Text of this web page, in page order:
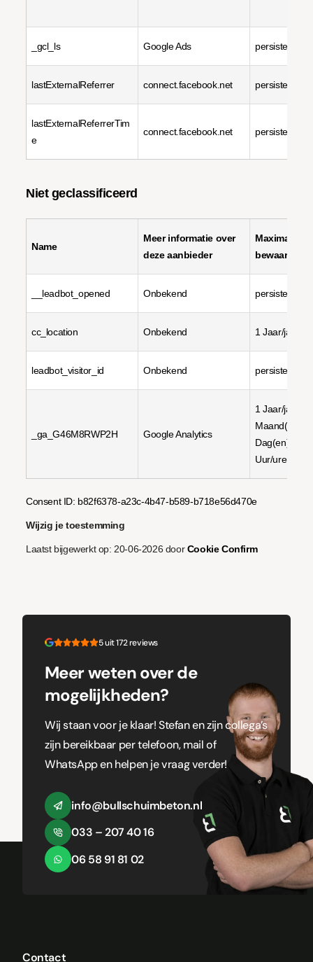
_gcl_ls Google Ads persistent
lastExternalReferrer connect.facebook.net persistent
lastExternalReferrerTim
e
connect.facebook.net persistent
Niet geclassificeerd
Name
Meer informatie over
deze aanbieder
Maximale
__leadbot_opened Onbekend persistent
cc_location Onbekend 1 Jaar/jaren
leadbot_visitor_id Onbekend persistent
_ga_G46M8RWP2H Google Analytics
1 Jaar/jaren,
Maand(en), 4
Dag(en), 1
Uur/uren
Consent ID: b82f6378-a23c-4b47-b589-b718e56d470e
Wijzig je toestemming
Laatst bijgewerkt op: 20-06-2026 doorCookie Confirm
5 uit 172 reviews
Meer weten over de
mogelijkheden?
Wij staan voor je klaar! Stefan en zijn collega’s
zijn bereikbaar per telefoon, mail of
WhatsApp en helpen je vraag verder!
info@bullschuimbeton.nl
033 – 207 40 16
06 58 91 81 02
Contact